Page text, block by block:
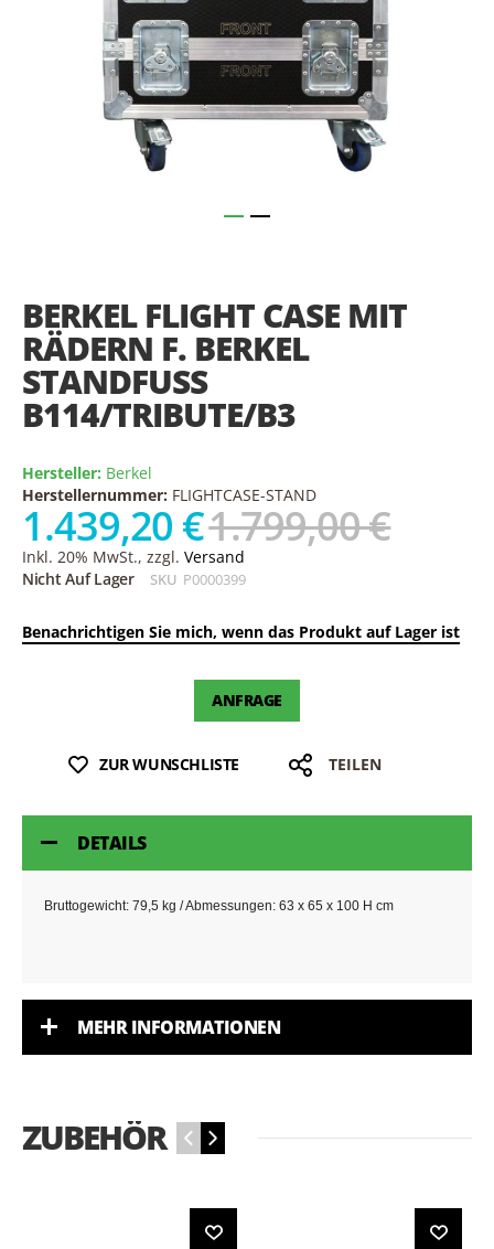
BERKEL FLIGHT CASE MIT
RÄDERN F. BERKEL
STANDFUSS B
114/TRIBUTE/B3
Hersteller: Berkel
Herstellernummer: FLIGHTCASE-STAND
1.439,20 €1.799,00 €
Inkl. 20% MwSt., zzgl. Versand
Nicht Auf Lager
SKU P0000399
Benachrichtigen Sie mich, wenn das Produkt auf Lager ist
ANFRAGE
ZUR WUNSCHLISTE TEILEN
beginning
of
the
images
gallery
DETAILS
Bruttogewicht: 79,5 kg / Abmessungen: 63 x 65 x 100 H cm
MEHR INFORMATIONEN
ZUBEHÖR ‹ ›